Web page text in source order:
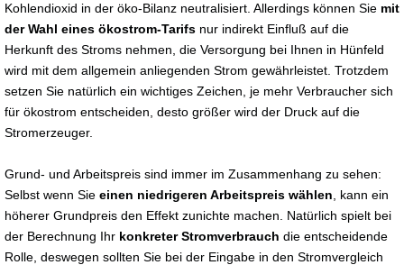
Kohlendioxid in der öko-Bilanz neutralisiert. Allerdings können Sie mit
der Wahl eines ökostrom-Tarifs nur indirekt Einfluß auf die
Herkunft des Stroms nehmen, die Versorgung bei Ihnen in Hünfeld
wird mit dem allgemein anliegenden Strom gewährleistet. Trotzdem
setzen Sie natürlich ein wichtiges Zeichen, je mehr Verbraucher sich
für ökostrom entscheiden, desto größer wird der Druck auf die
Stromerzeuger.
Grund- und Arbeitspreis sind immer im Zusammenhang zu sehen:
Selbst wenn Sie einen niedrigeren Arbeitspreis wählen , kann ein
höherer Grundpreis den Effekt zunichte machen. Natürlich spielt bei
der Berechnung Ihr konkreter Stromverbrauch die entscheidende
Rolle, deswegen sollten Sie bei der Eingabe in den Stromvergleich